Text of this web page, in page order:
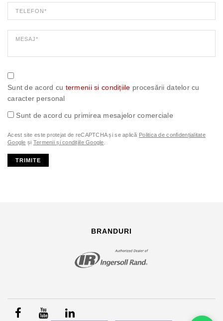
Sunt de acord cu termenii si condițiile procesării datelor cu
caracter personal
Sunt de acord cu primirea mesajelor comerciale
Acest site este protejat de reCAPTCHA și se aplică Politica de confidențialitate
Google și Termenii și condițiile Google
TRIMITE
BRANDURI